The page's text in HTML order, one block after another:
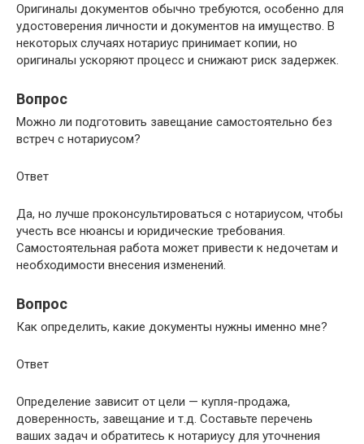
Оригиналы документов обычно требуются, особенно для
удостоверения личности и документов на имущество. В
некоторых случаях нотариус принимает копии, но
оригиналы ускоряют процесс и снижают риск задержек.
Вопрос
Можно ли подготовить завещание самостоятельно без
встреч с нотариусом?
Ответ
Да, но лучше проконсультироваться с нотариусом, чтобы
учесть все нюансы и юридические требования.
Самостоятельная работа может привести к недочетам и
необходимости внесения изменений.
Вопрос
Как определить, какие документы нужны именно мне?
Ответ
Определение зависит от цели — купля-продажа,
доверенность, завещание и т.д. Составьте перечень
ваших задач и обратитесь к нотариусу для уточнения